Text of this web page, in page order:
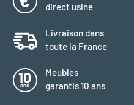
direct usine
Livraison dans
toute la France
Meubles
garantis 10 ans